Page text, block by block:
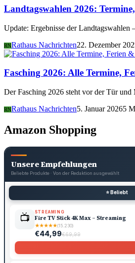
Landtagswahlen 2026:
Update: Ergebnisse der
RNRathaus Nachrichten22. Dezember
Fasching 2026: Alle Termine,
Der Fasching 2026 steht vor der Tür
RNRathaus Nachrichten5. Januar 20265
Amazon Shopping
Unsere Empfehlungen
Beliebte Produkte · Von der Redaktion ausgewählt
⭐ Beliebt
📺 STREAMING
Fire TV Stick 4K Max – Streaming
★★★★★(15.230)
€44,99€69,99